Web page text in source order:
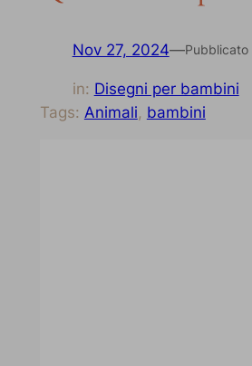
Nov 27, 2024—Pubblicato
in: Disegni per bambini
Tags: Animali, bambini